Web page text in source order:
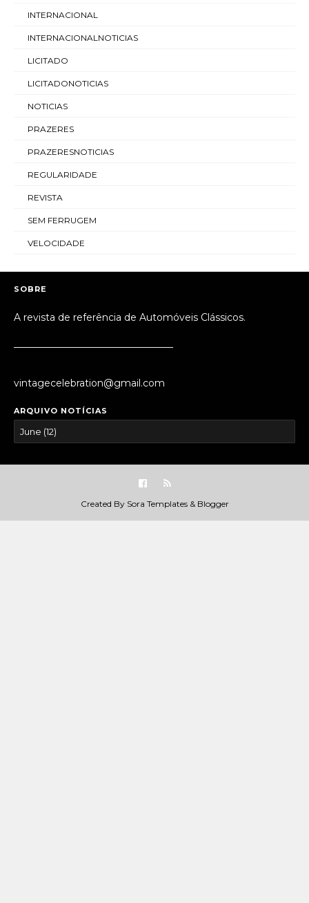
INTERNACIONAL
INTERNACIONALNOTICIAS
LICITADO
LICITADONOTICIAS
NOTICIAS
PRAZERES
PRAZERESNOTICIAS
REGULARIDADE
REVISTA
SEM FERRUGEM
VELOCIDADE
SOBRE
A revista de referência de Automóveis Clássicos.
vintagecelebration@gmail.com
ARQUIVO NOTÍCIAS
Created By Sora Templates& Blogger